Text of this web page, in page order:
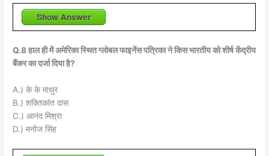
Show Answer
Q.8 हाल ही में अमेरिका स्थित ग्लोबल फाइनेंस पत्रिका ने किस भारतीय को शीर्ष केंद्रीय
बैंकर का दर्जा दिया है?
A.) के के माथुर
B.) शक्तिकांत दास
C.) आनंद मिश्रा
D.) मनोज सिंह